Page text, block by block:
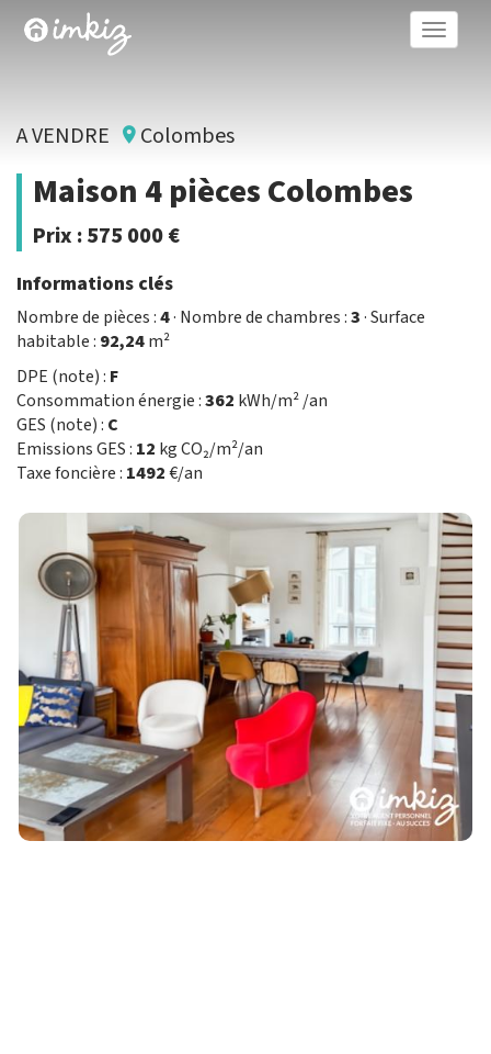
Toggle
A VENDRE Colombes
Maison 4 pièces Colombes
Prix :575 000 €
Informations clés
Nombre de pièces :4· Nombre de chambres :3· Surface
habitable : 92,24m²
DPE (note) : F
Consommation énergie :362 kWh/m² /an
GES (note) : C
Emissions GES : 12 kg CO₂/m²/an
Taxe foncière : 1492€/an